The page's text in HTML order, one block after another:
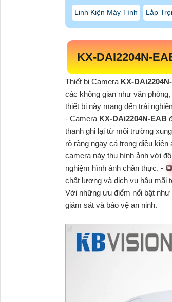
Linh Kiện Máy Tính Lắp
KX-DAI2204N-
Thiết bị Camera KX-
các không gian như văn
thiết bị này mang đến trải
- Camera KX-DAi2204N-EAB
thanh ghi lại từ môi trường
rõ ràng ngay cả trong điều
camera này thu hình ảnh với
nghiệm hình ảnh chân thực. - 🔳
chất lượng và dịch vụ hậu mãi
Với những ưu điểm nổi bật như
giám sát và bảo vệ an ninh.